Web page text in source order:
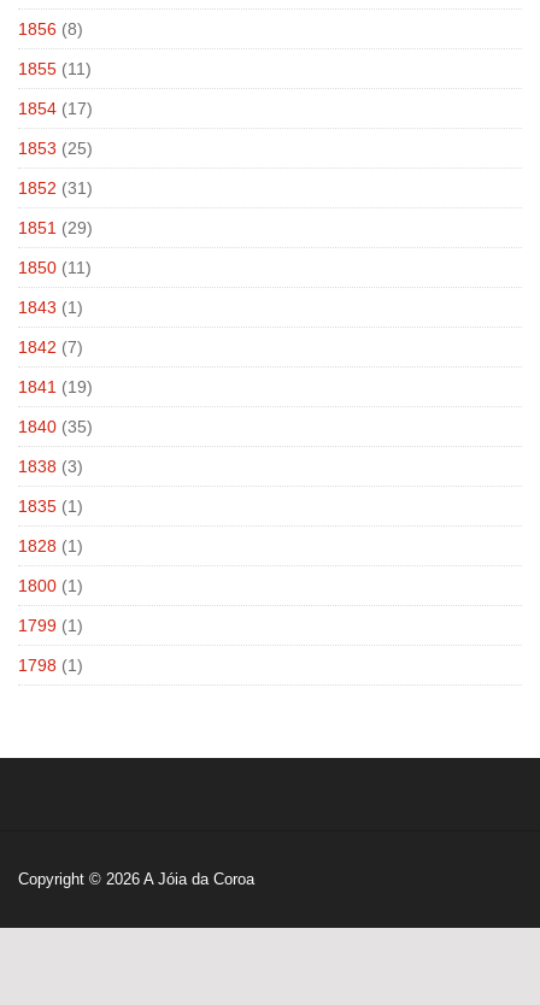
1856 (8)
1855 (11)
1854 (17)
1853 (25)
1852 (31)
1851 (29)
1850 (11)
1843 (1)
1842 (7)
1841 (19)
1840 (35)
1838 (3)
1835 (1)
1828 (1)
1800 (1)
1799 (1)
1798 (1)
Copyright © 2026 A Jóia da Coroa